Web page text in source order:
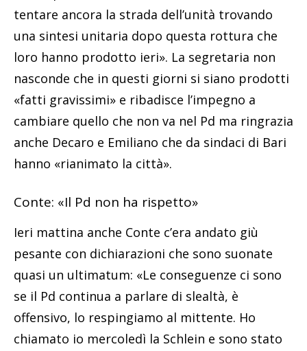
tentare ancora la strada dell’unità trovando
una sintesi unitaria dopo questa rottura che
loro hanno prodotto ieri». La segretaria non
nasconde che in questi giorni si siano prodotti
«fatti gravissimi» e ribadisce l’impegno a
cambiare quello che non va nel Pd ma ringrazia
anche Decaro e Emiliano che da sindaci di Bari
hanno «rianimato la città».
Conte: «Il Pd non ha rispetto»
Ieri mattina anche Conte c’era andato giù
pesante con dichiarazioni che sono suonate
quasi un ultimatum: «Le conseguenze ci sono
se il Pd continua a parlare di slealtà, è
offensivo, lo respingiamo al mittente. Ho
chiamato io mercoledì la Schlein e sono stato